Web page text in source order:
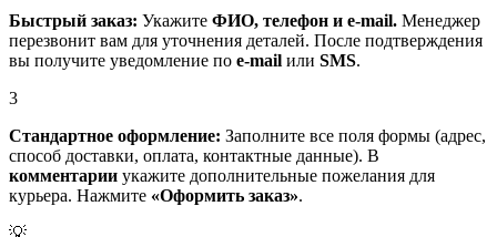
Быстрый заказ: Укажите ФИО, телефон и e-mail. Менеджер
перезвонит вам для уточнения деталей. После подтверждения
вы получите уведомление по e-mail или SMS.
3
Стандартное оформление: Заполните все поля формы (адрес,
способ доставки, оплата, контактные данные). В
комментарии укажите дополнительные пожелания для
курьера. Нажмите «Оформить заказ».
💡